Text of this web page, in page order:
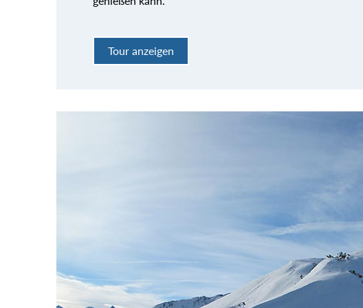
Tour anzeigen